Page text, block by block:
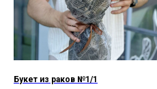
Букет из раков №1/1